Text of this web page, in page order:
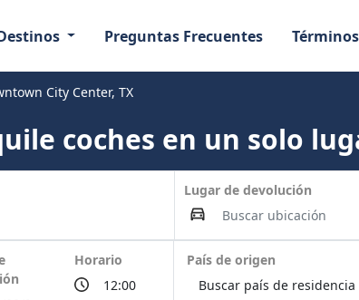
Preguntas Frecuentes
City Center, TX
coches en un solo
Lugar de devolución
Horario País de origen